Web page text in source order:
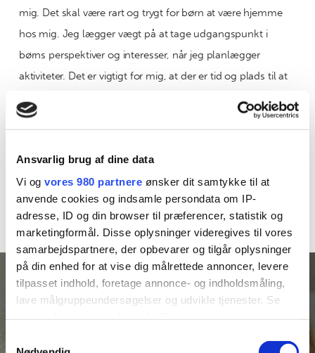
Ansvarlig brug af dine data
Vi og vores 980 partnere ønsker dit samtykke til at
anvende cookies og indsamle persondata om IP-
adresse, ID og din browser til præferencer, statistik og
marketingformål. Disse oplysninger videregives til vores
samarbejdspartnere, der opbevarer og tilgår oplysninger
på din enhed for at vise dig målrettede annoncer, levere
tilpasset indhold, foretage annonce- og indholdsmåling,
lave målgruppeundersøgelser og udvikle tjenester. Se
tilbage eller ændre indstillinger fra vores
mig. Det skal være rart og trygt for børn at være hjemme
hos mig. Jeg lægger vægt på at tage udgangspunkt i
børns perspektiver og interesser, når jeg planlægger
aktiviteter. Det er vigtigt for mig, at der er tid og plads til at
børn føler sig set og hørt i dagplejen.
nærområdet. Jeg sætter stor pris på et åbent og ærligt
forældresamarbejde, for at skabe de bedste betingelser for
børnene.